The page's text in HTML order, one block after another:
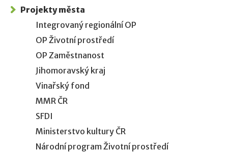
Projekty města
Integrovaný regionální OP
OP Životní prostředí
OP Zaměstnanost
Jihomoravský kraj
Vinařský fond
MMR ČR
SFDI
Ministerstvo kultury ČR
Národní program Životní prostředí